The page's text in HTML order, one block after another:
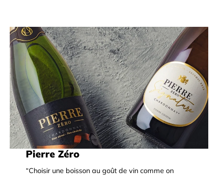
Pierre Zéro
“Choisir une boisson au goût de vin comme on